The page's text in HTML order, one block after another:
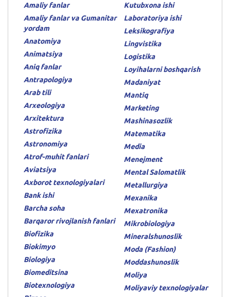
Amaliy fanlar
Amaliy fanlar va Gumanitar
yordam
Anatomiya
Animatsiya
Aniq fanlar
Antrapologiya
Arab tili
Arxeologiya
Arxitektura
Astrofizika
Astronomiya
Atrof-muhit fanlari
Aviatsiya
Axborot texnologiyalari
Bank ishi
Barcha soha
Barqaror rivojlanish fanlari
Biofizika
Biokimyo
Biologiya
Biomeditsina
Biotexnologiya
Kutubxona ishi
Laboratoriya ishi
Leksikografiya
Lingvistika
Logistika
Loyihalarni boshqarish
Madaniyat
Mantiq
Marketing
Mashinasozlik
Matematika
Media
Menejment
Mental Salomatlik
Metallurgiya
Mexanika
Mexatronika
Mikrobiologiya
Mineralshunoslik
Moda (Fashion)
Moddashunoslik
Moliya
Moliyaviy texnologiyalar